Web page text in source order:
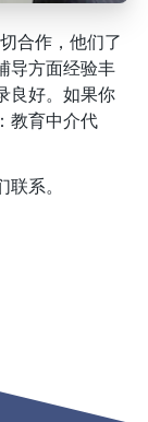
合作，他们了
导方面经验丰
良好。如果你
教育中介代
系。